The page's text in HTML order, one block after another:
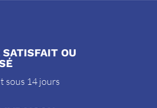
OU
sous 14 jours